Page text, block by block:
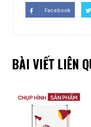
Facebook
BÀI VIẾT LIÊN